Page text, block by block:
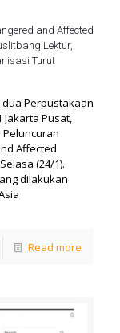
and Affected
Lektur,
Turut
dua Perpustakaan
Jakarta Pusat,
Affected
(24/1).
dilakukan
Read more